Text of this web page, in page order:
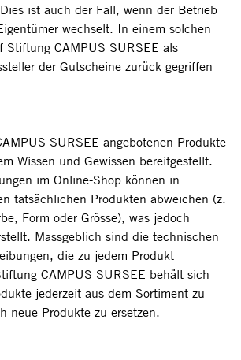
ist auch der Fall, wenn der Betrieb
wechselt. In einem solchen
Stiftung CAMPUS SURSEE als
der Gutscheine zurück gegriffen
SURSEE angebotenen Produkte
Wissen und Gewissen bereitgestellt.
im Online-Shop können in
tatsächlichen Produkten abweichen (z.
Form oder Grösse), was jedoch
Massgeblich sind die technischen
die zu jedem Produkt
CAMPUS SURSEE behält sich
jederzeit aus dem Sortiment zu
neue Produkte zu ersetzen.